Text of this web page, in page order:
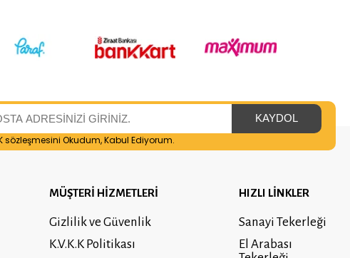
sözleşmesini Okudum, Kabul Ediyorum.
MÜŞTERİ HİZMETLERİ
Gizlilik ve Güvenlik
K.V.K.K Politikası
HIZLI LİNKLER
Sanayi Tekerleği
El Arabası